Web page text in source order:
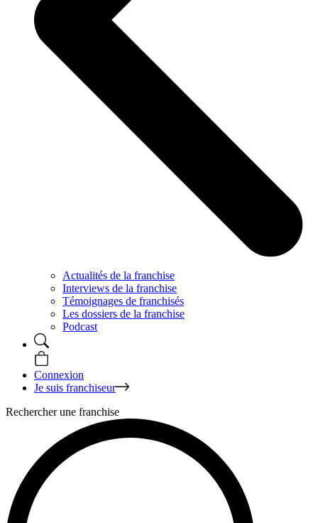
Actualités de la franchise
Interviews de la franchise
Témoignages de franchisés
Les dossiers de la franchise
Podcast
Connexion
Je suis franchiseur
Rechercher une franchise